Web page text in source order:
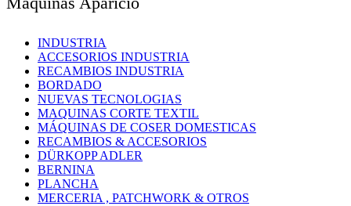
INDUSTRIA
ACCESORIOS INDUSTRIA
RECAMBIOS INDUSTRIA
BORDADO
NUEVAS TECNOLOGIAS
MAQUINAS CORTE TEXTIL
MÁQUINAS DE COSER DOMESTICAS
RECAMBIOS & ACCESORIOS
DÜRKOPP ADLER
BERNINA
PLANCHA
MERCERIA , PATCHWORK & OTROS